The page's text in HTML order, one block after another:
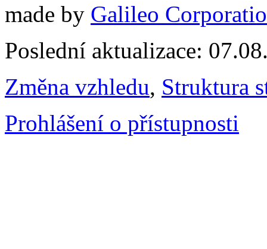
made by Galileo
Poslední aktualizace:
Změna vzhledu, Struktura
Prohlášení o přístupnosti